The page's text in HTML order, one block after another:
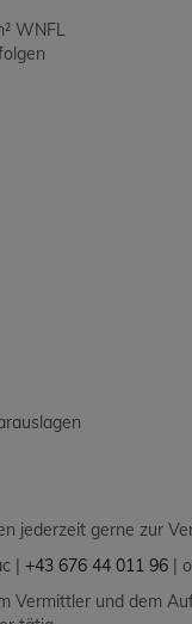
WNFL
jederzeit gerne zur
| +43 676 44 011 96 |
Vermittler und dem